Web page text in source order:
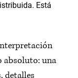
Está
absoluto: una